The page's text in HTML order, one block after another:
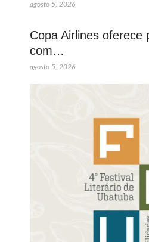
agosto 5, 2026
Copa Airlines oferece
com…
agosto 5, 2026